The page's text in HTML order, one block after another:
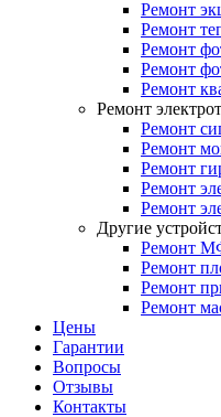
Ремонт
Ремонт
Ремонт
Ремонт
Ремонт
Ремонт
Ремонт
Ремонт
Ремонт
Ремонт
Ремонт
Другие
Ремонт
Ремонт
Ремонт
Ремонт
Цены
Гарантии
Вопросы
Отзывы
Контакты